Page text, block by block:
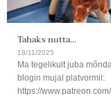
Tahaks nutta…
18/11/2025
Ma tegelikult juba
blogin mujal platvormil:
https://